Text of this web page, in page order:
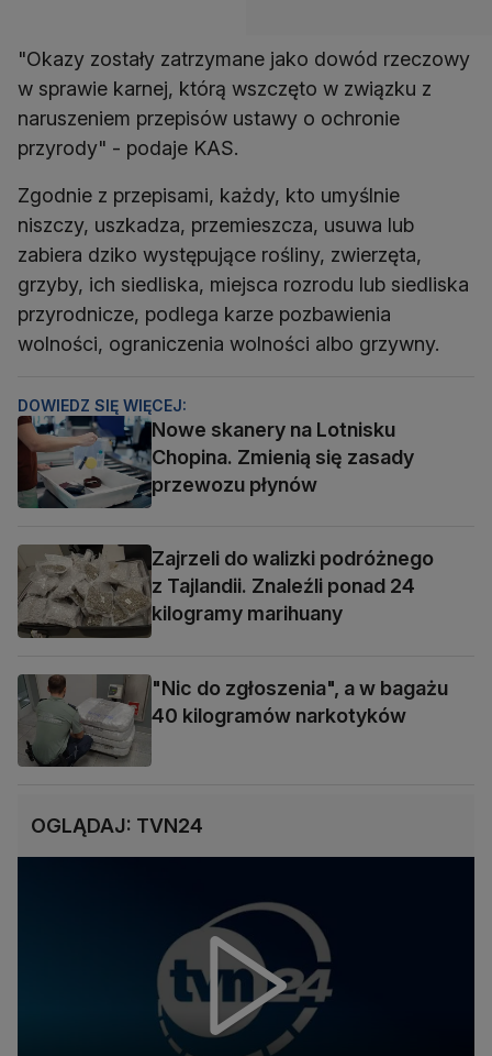
"Okazy zostały zatrzymane jako dowód rzeczowy
w sprawie karnej, którą wszczęto w związku z
naruszeniem przepisów ustawy o ochronie
przyrody" - podaje KAS.
Zgodnie z przepisami, każdy, kto umyślnie
niszczy, uszkadza, przemieszcza, usuwa lub
zabiera dziko występujące rośliny, zwierzęta,
grzyby, ich siedliska, miejsca rozrodu lub siedliska
przyrodnicze, podlega karze pozbawienia
wolności, ograniczenia wolności albo grzywny.
DOWIEDZ SIĘ WIĘCEJ:
Nowe skanery na Lotnisku
Chopina. Zmienią się zasady
przewozu płynów
Zajrzeli do walizki podróżnego
z Tajlandii. Znaleźli ponad 24
kilogramy marihuany
"Nic do zgłoszenia", a w bagażu
40 kilogramów narkotyków
OGLĄDAJ: TVN24